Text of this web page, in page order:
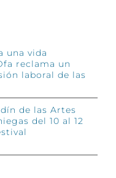
una vida
reclama un
laboral de las
de las Artes
del 10 al 12